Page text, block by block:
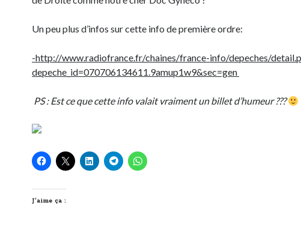
Un peu plus d’infos sur cette info de première ordre:
-http://www.radiofrance.fr/chaines/france-info/depeches/
depeche_id=070706134611.9amup1w9&sec=gen
PS : Est ce que cette info valait vraiment un billet d’humeur ???
J’aime ça :